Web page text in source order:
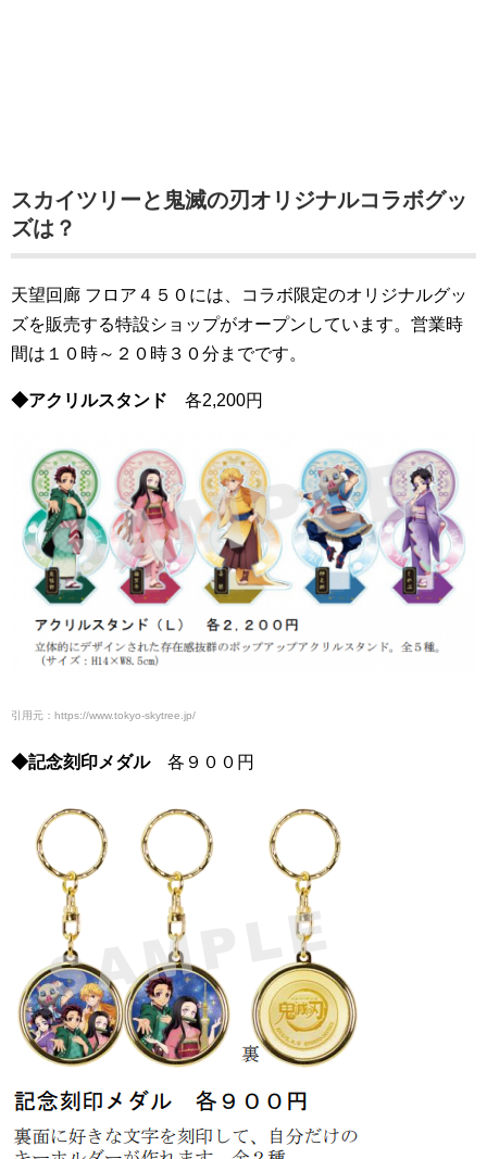
スカイツリーと鬼滅の刃オリジナルコラボグッ
ズは？
天望回廊 フロア４５０には、コラボ限定のオリジナルグッ
ズを販売する特設ショップがオープンしています。営業時
間は１０時～２０時３０分までです。
◆アクリルスタンド 各2,200円
引用元：https://www.tokyo-skytree.jp/
◆記念刻印メダル各９００円